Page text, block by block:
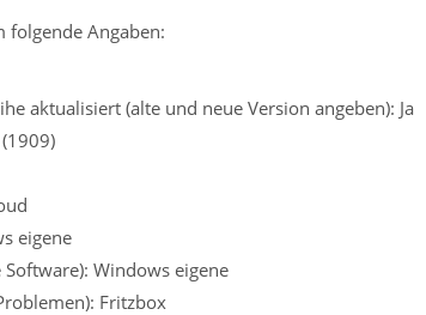
folgende Angaben:
aktualisiert (alte und neue Version angeben): Ja
eigene
Windows eigene
Fritzbox